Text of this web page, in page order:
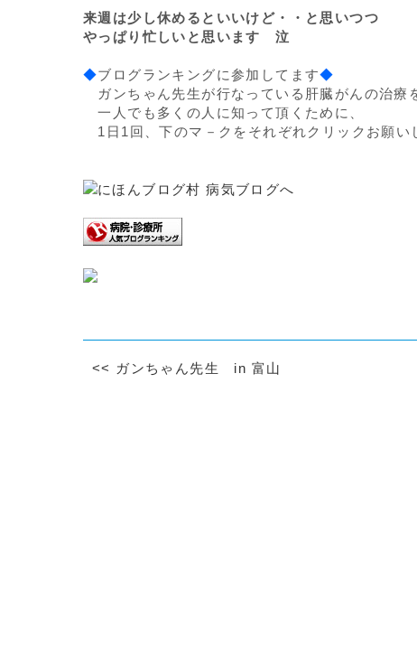
来週は少し休めるといいけど・・と思いつつ
やっぱり忙しいと思います 泣
◆ブログランキングに参加してます◆
ガンちゃん先生が行なっている肝臓がんの治療
一人でも多くの人に知って頂くために、
1日1回、下のマ－クをそれぞれクリックお願い
<< ガンちゃん先生 in 富山